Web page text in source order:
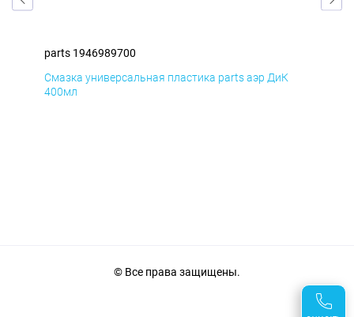
parts 1946989700
Смазка универсальная пластика parts аэр ДиК
400мл
© Все права защищены.